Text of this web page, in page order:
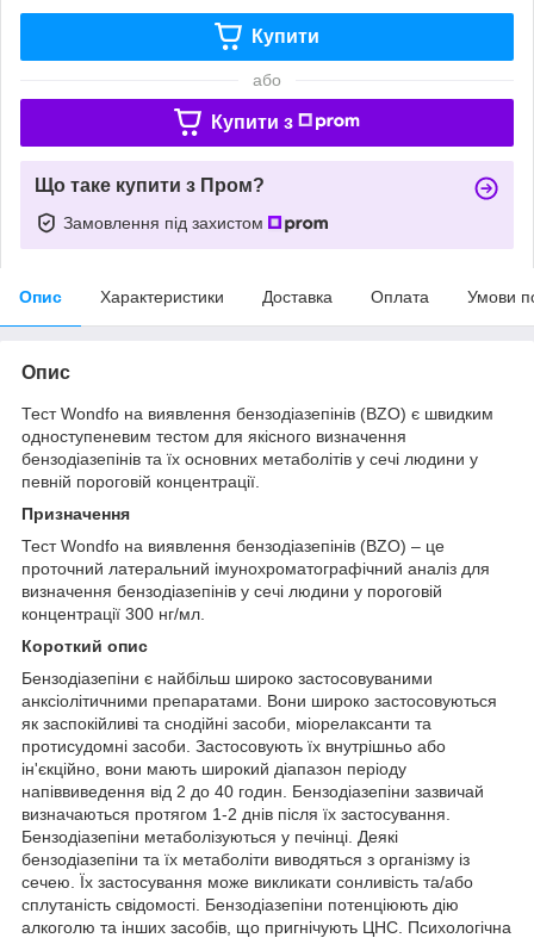
Купити
або
Купити з
Що таке купити з Пром?
Замовлення під захистом
Опис Характеристики Доставка Оплата Умови
Опис
Тест Wondfo на виявлення бензодіазепінів (BZO) є швидким
одноступеневим тестом для якісного визначення
бензодіазепінів та їх основних метаболітів у сечі людини у
певній пороговій концентрації.
Призначення
Тест Wondfo на виявлення бензодіазепінів (BZO) – це
проточний латеральний імунохроматографічний аналіз для
визначення бензодіазепінів у сечі людини у пороговій
концентрації 300 нг/мл.
Короткий опис
Бензодіазепіни є найбільш широко застосовуваними
анксіолітичними препаратами. Вони широко застосовуються
як заспокійливі та снодійні засоби, міорелаксанти та
протисудомні засоби. Застосовують їх внутрішньо або
ін'єкційно, вони мають широкий діапазон періоду
напіввиведення від 2 до 40 годин. Бензодіазепіни зазвичай
визначаються протягом 1-2 днів після їх застосування.
Бензодіазепіни метаболізуються у печінці. Деякі
бензодіазепіни та їх метаболіти виводяться з організму із
сечею. Їх застосування може викликати сонливість та/або
сплутаність свідомості. Бензодіазепіни потенціюють дію
алкоголю та інших засобів, що пригнічують ЦНС. Психологічна